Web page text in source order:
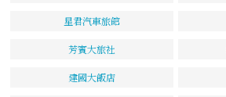
星君汽車旅館
芳賓大旅社
建國大飯店